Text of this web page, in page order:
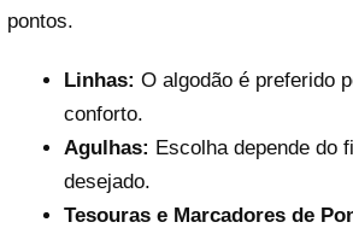
pontos.
Linhas: O algodão é preferido
conforto.
Agulhas: Escolha depende do
desejado.
Tesouras e Marcadores de